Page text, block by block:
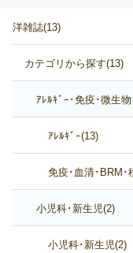
洋雑誌(13)
カテゴリから探す(13)
ｱﾚﾙｷﾞｰ･免疫･微生
ｱﾚﾙｷﾞｰ(13)
免疫･血清･BRM･
小児科･新生児(2)
小児科･新生児(2)